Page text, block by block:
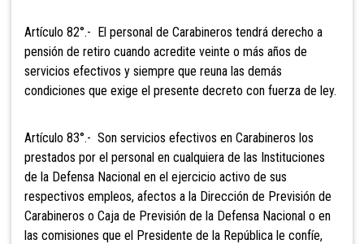
Artículo 82°.- El personal de Carabineros tendrá derecho a
pensión de retiro cuando acredite veinte o más años de
servicios efectivos y siempre que reuna las demás
condiciones que exige el presente decreto con fuerza de ley.
Artículo 83°.- Son servicios efectivos en Carabineros los
prestados por el personal en cualquiera de las Instituciones
de la Defensa Nacional en el ejercicio activo de sus
respectivos empleos, afectos a la Dirección de Previsión de
Carabineros o Caja de Previsión de la Defensa Nacional o en
las comisiones que el Presidente de la República le confíe,